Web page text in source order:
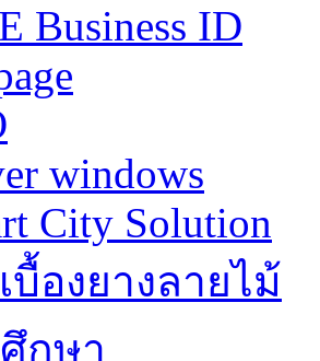
Business ID
windows
City Solution
บื้องยางลายไม้
กษา